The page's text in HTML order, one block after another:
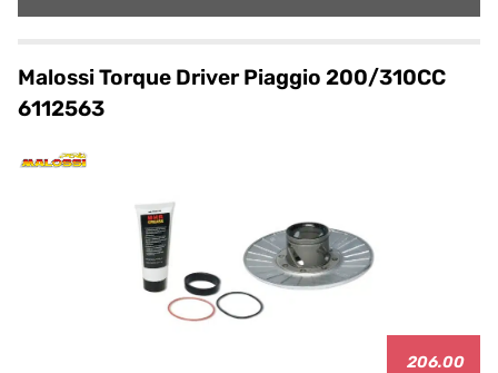
Malossi Torque Driver Piaggio 200/310CC
6112563
206.00